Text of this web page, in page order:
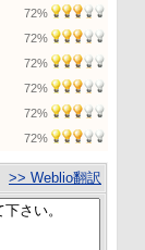
72%
72%
72%
72%
72%
72%
>> Weblio翻訳